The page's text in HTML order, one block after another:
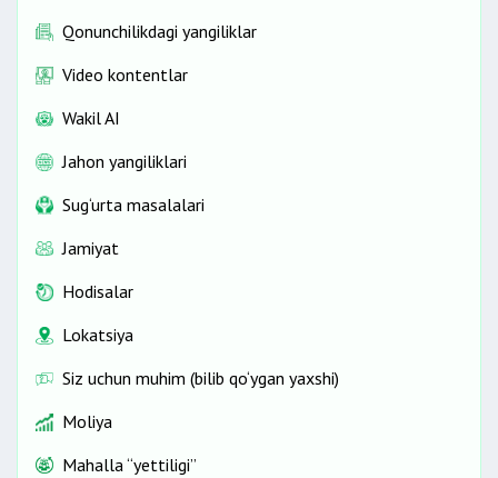
Qonunchilikdagi yangiliklar
Video kontentlar
Wakil AI
Jahon yangiliklari
Sug‘urta masalalari
Jamiyat
Hodisalar
Lokatsiya
Siz uchun muhim (bilib qo‘ygan yaxshi)
Moliya
Mahalla “yettiligi”